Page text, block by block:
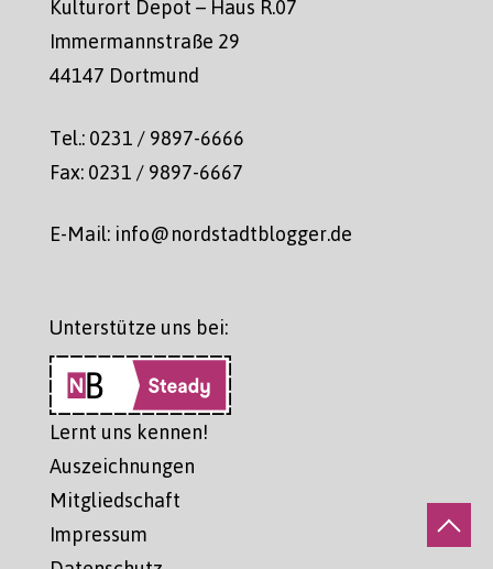
Kulturort Depot – Haus R.07
Immermannstraße 29
44147 Dortmund
Tel.: 0231 / 9897-6666
Fax: 0231 / 9897-6667
E-Mail: info@nordstadtblogger.de
Unterstütze uns bei:
Lernt uns kennen!
Auszeichnungen
Mitgliedschaft
Impressum